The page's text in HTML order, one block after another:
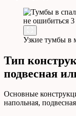
Узкие тумбы в
Тип
подвесная
Основные
напольная,